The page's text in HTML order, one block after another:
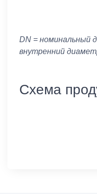
DN = номинальный
внутренний
Схема